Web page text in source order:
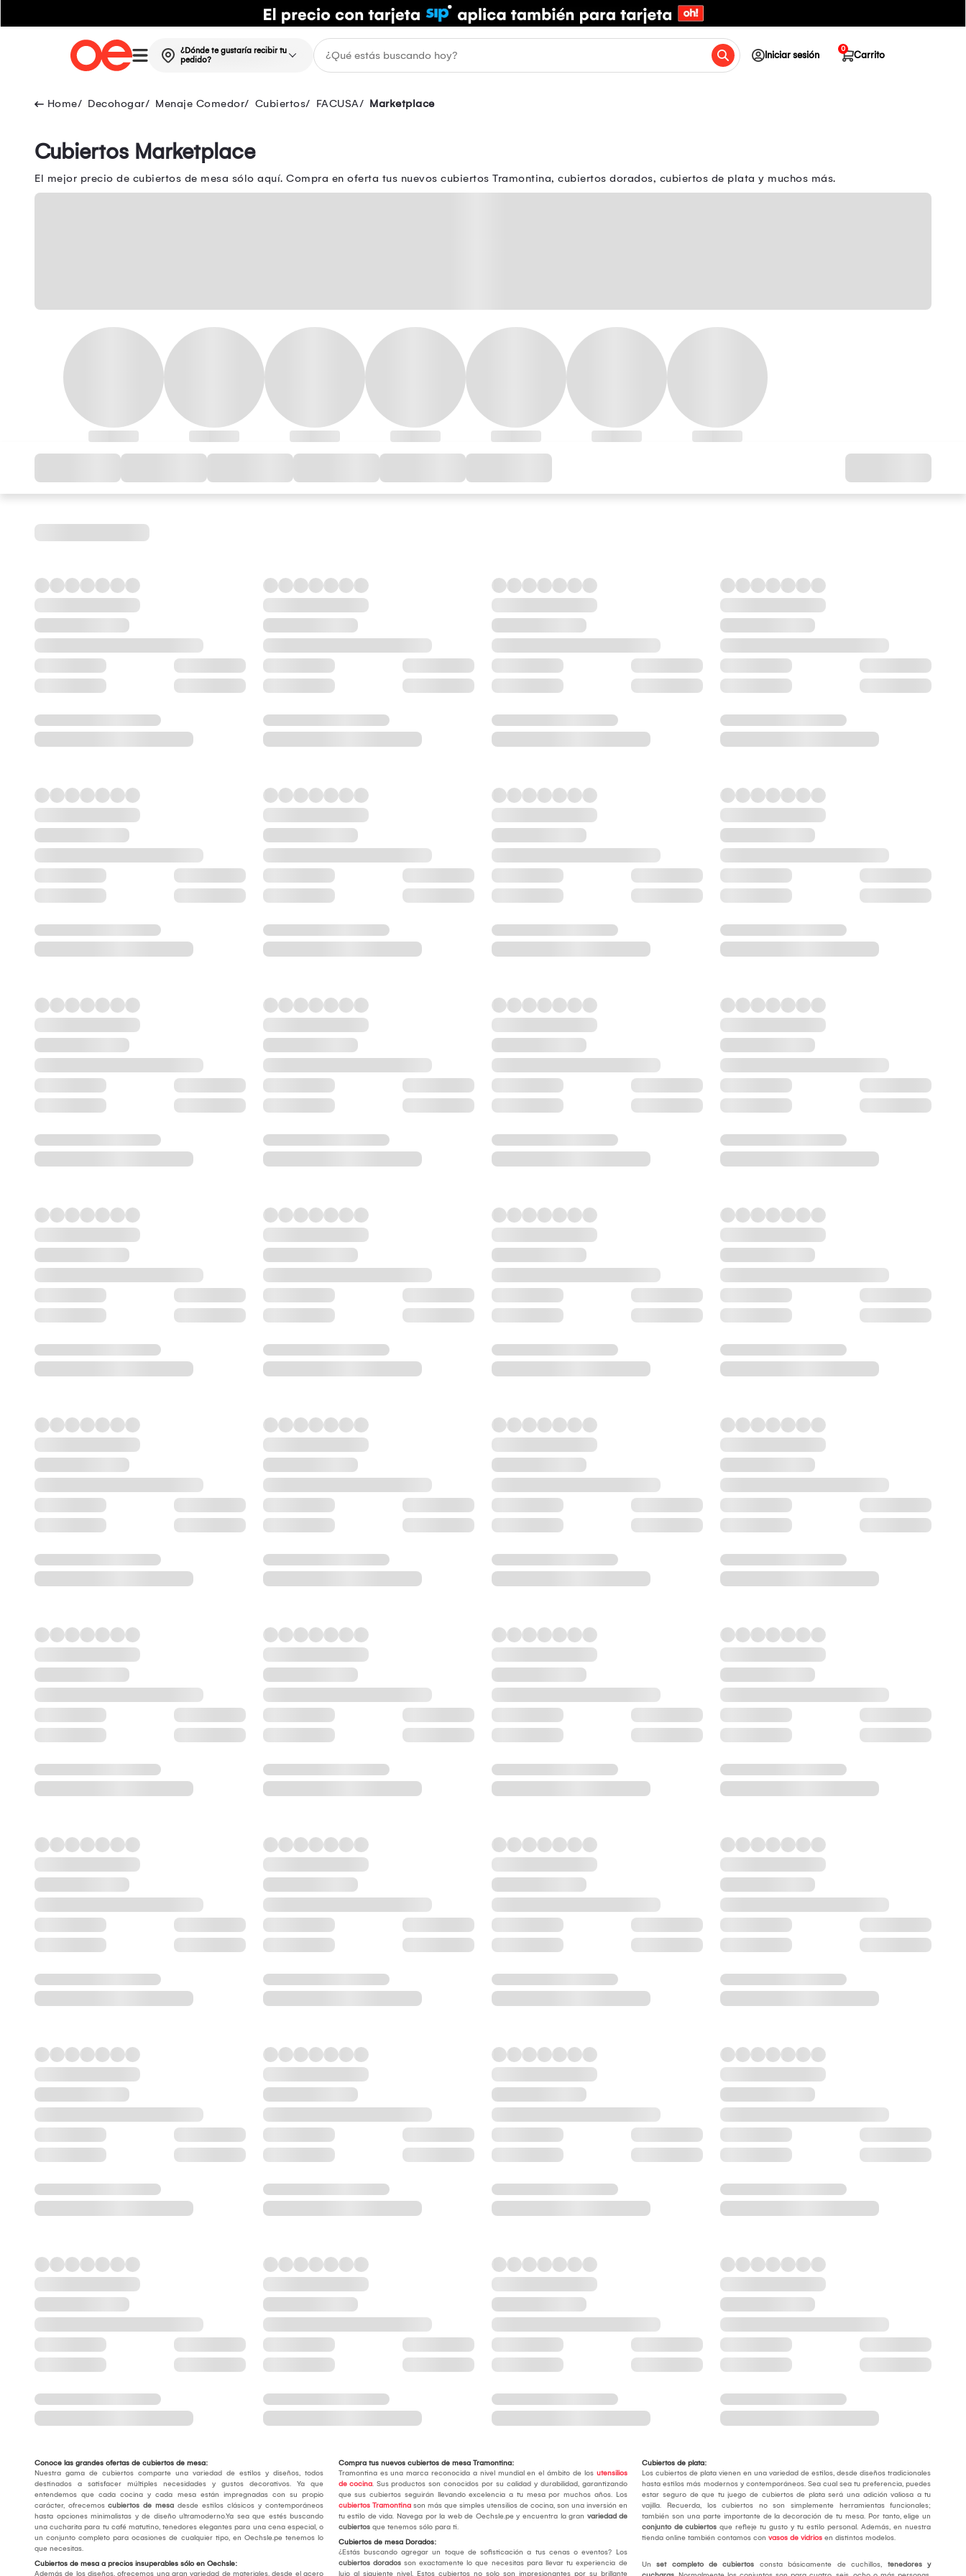
¿Dónde te gustaría recibir tu
pedido?
Iniciar sesión Carrito
0
Decohogar Menaje Comedor Cubiertos FACUSA Marketplace
Cubiertos Marketplace
El mejor precio de cubiertos de mesa sólo aquí. Compra en oferta tus nuevos cubiertos Tramontina, cubiertos dorados, cubiertos de plata y muchos más.
Conoce las grandes ofertas de cubiertos de mesa:
Nuestra gama de cubiertos comparte una variedad de estilos y diseños, todos
destinados a satisfacer múltiples necesidades y gustos decorativos. Ya que
entendemos que cada cocina y cada mesa están impregnadas con su propio
carácter, ofrecemos cubiertos de mesa desde estilos clásicos y contemporáneos
hasta opciones minimalistas y de diseño ultramoderno.Ya sea que estés buscando
una cucharita para tu café matutino, tenedores elegantes para una cena especial, o
un conjunto completo para ocasiones de cualquier tipo, en Oechsle.pe tenemos lo
que necesitas.
Cubiertos de mesa a precios insuperables sólo en Oechsle:
Además de los diseños, ofrecemos una gran variedad de materiales, desde el acero
Compra tus nuevos cubiertos de mesa Tramontina:
Tramontina es una marca reconocida a nivel mundial en el ámbito de los utensilios
de cocina. Sus productos son conocidos por su calidad y durabilidad, garantizando
que sus cubiertos seguirán llevando excelencia a tu mesa por muchos años. Los
cubiertos Tramontinason más que simples utensilios de cocina, son una inversión en
tu estilo de vida. Navega por la web de Oechsle.pe y encuentra la gran variedad de
cubiertos que tenemos sólo para ti.
Cubiertos de mesa Dorados:
¿Estás buscando agregar un toque de sofisticación a tus cenas o eventos? Los
cubiertos dorados son exactamente lo que necesitas para llevar tu experiencia de
lujo al siguiente nivel. Estos cubiertos no solo son impresionantes por su brillante
Cubiertos de plata:
Los cubiertos de plata vienen en una variedad de estilos, desde diseños tradicionales
hasta estilos más modernos y contemporáneos. Sea cual sea tu preferencia, puedes
estar seguro de que tu juego de cubiertos de plata será una adición valiosa a tu
vajilla. Recuerda, los cubiertos no son simplemente herramientas funcionales;
también son una parte importante de la decoración de tu mesa. Por tanto, elige un
conjunto de cubiertos que refleje tu gusto y tu estilo personal. Además, en nuestra
tienda online también contamos convasos de vidrios en distintos modelos.
Unset completo de cubiertos consta básicamente de cuchillos, tenedores y